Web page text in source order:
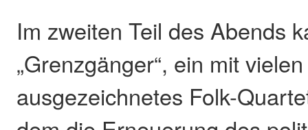
Im zweiten Teil des Abends
„Grenzgänger“, ein mit
ausgezeichnetes Folk-